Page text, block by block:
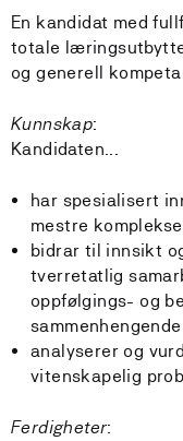
En kandidat med
totale
og generell
Kunnskap:
Kandidaten...
har spesialisert
mestre
bidrar til innsikt
tverretatlig
oppfølgings- og
analyserer og
vitenskapelig
Ferdigheter: